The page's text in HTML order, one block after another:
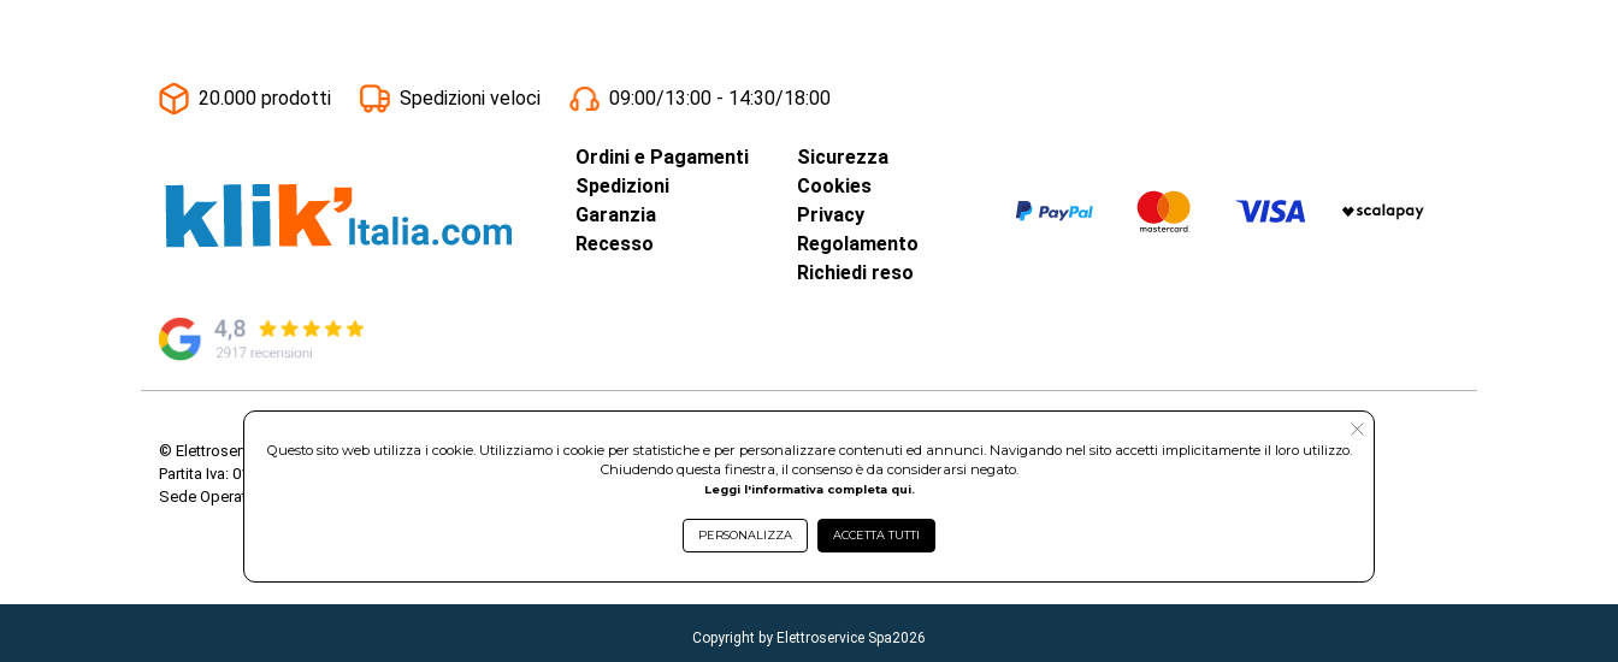
20.000 prodotti Spedizioni veloci 09:00/13:00 - 14:30/18:00
Ordini e Pagamenti
Spedizioni
Garanzia
Recesso
Sicurezza
Cookies
Privacy
Regolamento
Richiedi reso
© Elettroservice Spa - Sede Legale: Via Leonardo da Vinci, 40 - 00015 Monterotondo Scalo (RM)
Partita Iva: 01586761007 - Codice Fiscale: 06634500588 Capitale Sociale 1.600.000,00 Euro i.v. Iscritto al Registro delle Imprese di Roma REA: RM-535144
Sede Operativa: Via Leonardo da Vinci, 40 - 00015 Monterotondo Scalo (RM) - Telefono:06.90095358
Copyright by Elettroservice Spa2026
Questo sito web utilizza i cookie. Utilizziamo i cookie per statistiche e per personalizzare contenuti ed annunci. Navigando nel sito accetti implicitamente il loro utilizzo.
Chiudendo questa finestra, il consenso è da considerarsi negato.
Leggi l'informativa completa qui.
PERSONALIZZA ACCETTA TUTTI